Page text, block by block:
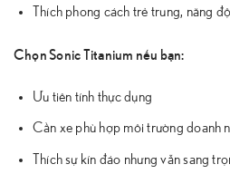
Thích phong cách trẻ trung, năng
Chọn Sonic Titanium nếu bạn:
Ưu tiên tính thực dụng
Cần xe phù hợp môi trường doanh
Thích sự kín đáo nhưng vẫn sang